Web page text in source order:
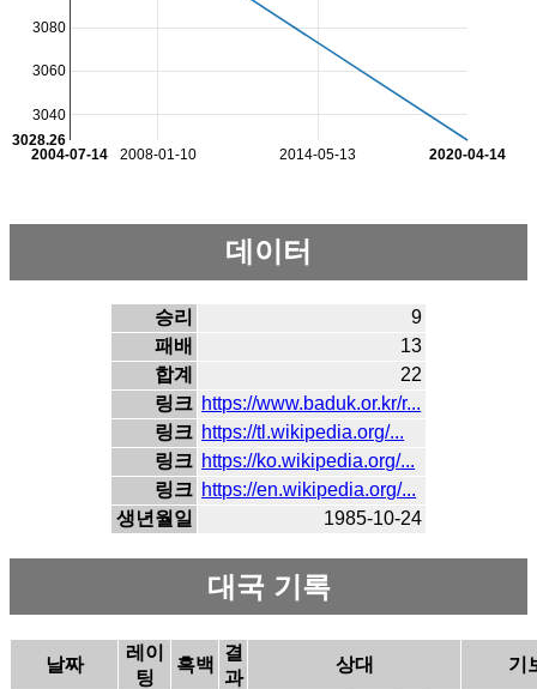
2008-01-10 2014-05-13
2004-07-14 2020-04-14
3040
3060
3080
3028.26
데이터
승리
9
패배
13
합계
22
링크 https://www.baduk.or.kr/r...
링크 https://tl.wikipedia.org/...
링크 https://ko.wikipedia.org/...
링크 https://en.wikipedia.org/...
생년월일
1985-10-24
대국 기록
날짜
레이
팅
흑백
결
과
상대 기